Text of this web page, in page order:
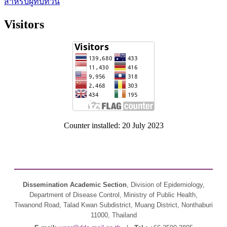
Visitors
Counter installed: 20 July 2023
Dissemination Academic Section, Division of Epidemiology,
Department of Disease Control, Ministry of Public Health,
Tiwanond Road, Talad Kwan Subdistrict, Muang District, Nonthaburi
11000, Thailand